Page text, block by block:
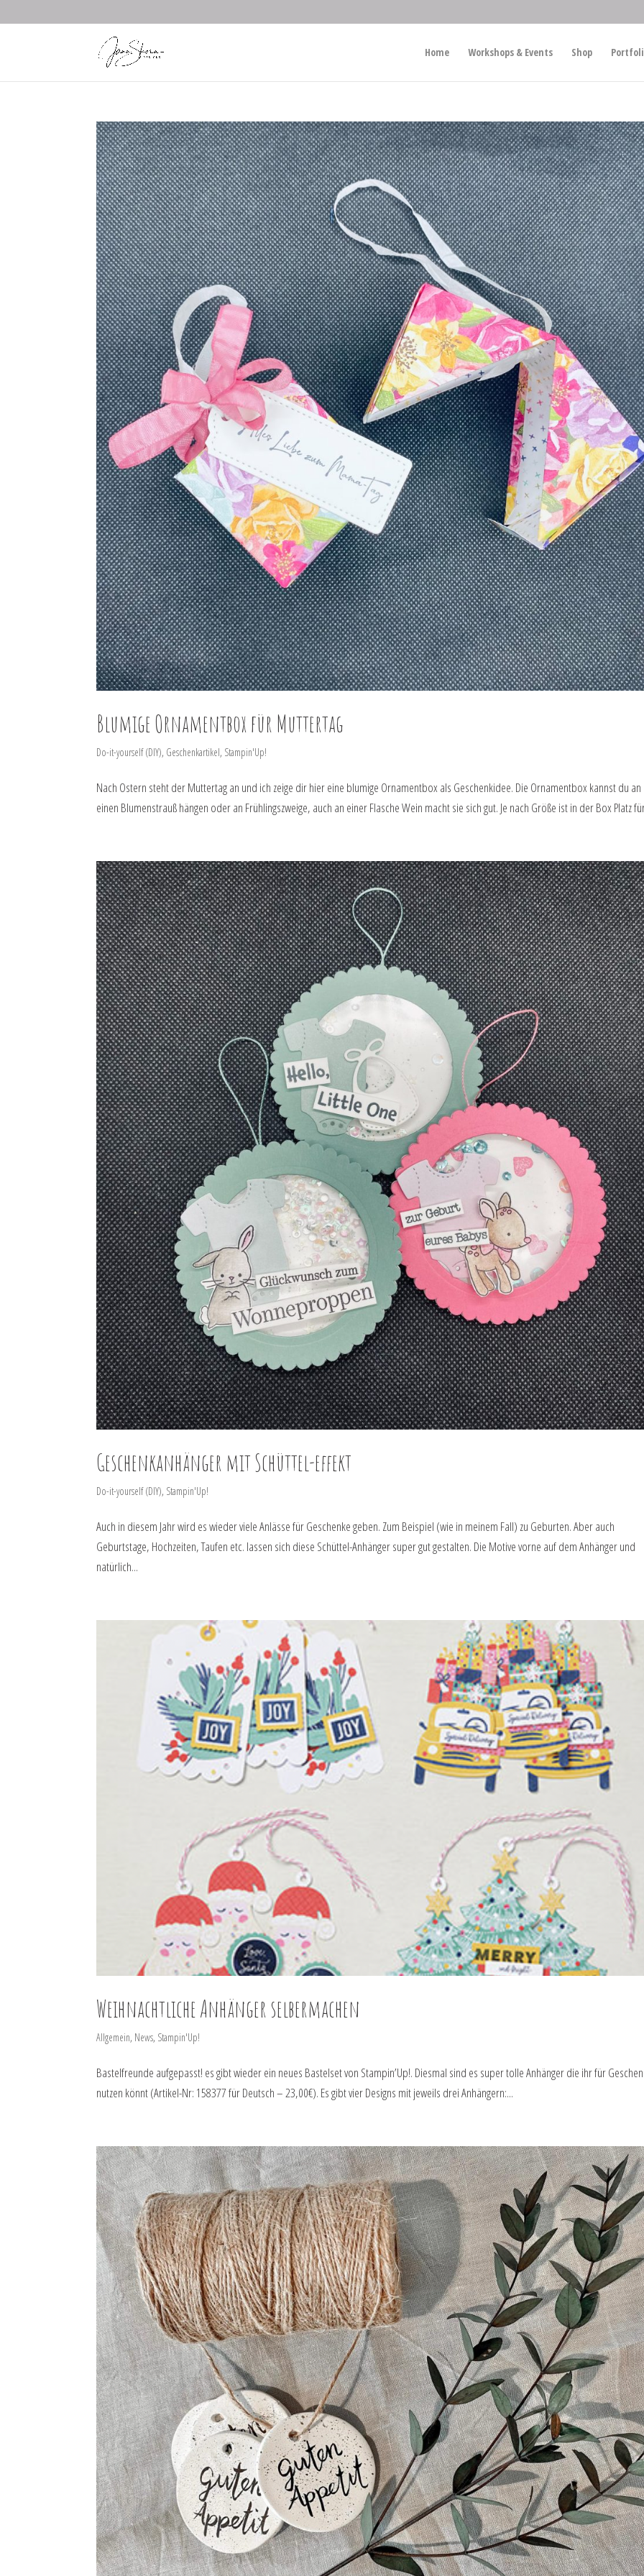
Home Workshops & Events Shop
Blumige Ornamentbox für Muttertag
Do-it-yourself (DIY), Geschenkartikel, Stampin'Up!
Nach Ostern steht der Muttertag an und ich zeige dir hier eine blumige Ornamentbox als Geschenkidee. Die Ornamentbox kannst du an
einen Blumenstrauß hängen oder an Frühlingszweige, auch an einer Flasche Wein macht sie sich gut. Je nach Größe ist in der Box Platz
Geschenkanhänger mit Schüttel-effekt
Do-it-yourself (DIY), Stampin'Up!
Auch in diesem Jahr wird es wieder viele Anlässe für Geschenke geben. Zum Beispiel (wie in meinem Fall) zu Geburten. Aber auch
Geburtstage, Hochzeiten, Taufen etc. lassen sich diese Schüttel-Anhänger super gut gestalten. Die Motive vorne auf dem Anhänger und
natürlich...
Weihnachtliche Anhänger selbermachen
Allgemein, News, Stampin'Up!
Bastelfreunde aufgepasst! es gibt wieder ein neues Bastelset von Stampin’Up!. Diesmal sind es super tolle Anhänger die ihr für
nutzen könnt (Artikel-Nr: 158377 für Deutsch – 23,00€). Es gibt vier Designs mit jeweils drei Anhängern:...